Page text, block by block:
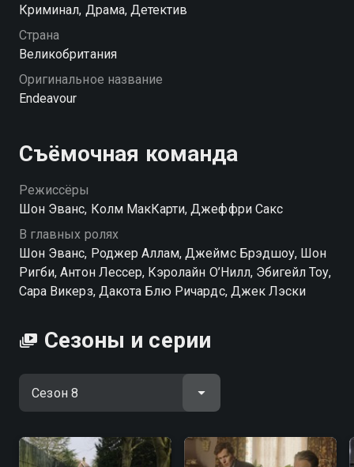
Криминал, Драма, Детектив
Страна
Великобритания
Оригинальное название
Endeavour
Съёмочная команда
Режиссёры
Шон Эванс, Колм МакКарти, Джеффри Сакс
В главных ролях
Шон Эванс, Роджер Аллам, Джеймс Брэдшоу, Шон
Ригби, Антон Лессер, Кэролайн О’Нилл, Эбигейл Тоу,
Сара Викерз, Дакота Блю Ричардс, Джек Лэски
Сезоны и серии